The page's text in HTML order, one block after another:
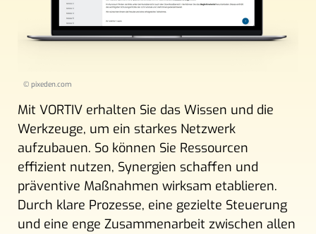
© pixeden.com
Mit VORTIV erhalten Sie das Wissen und die
Werkzeuge, um ein starkes Netzwerk
aufzubauen. So können Sie Ressourcen
effizient nutzen, Synergien schaffen und
präventive Maßnahmen wirksam etablieren.
Durch klare Prozesse, eine gezielte Steuerung
und eine enge Zusammenarbeit zwischen allen